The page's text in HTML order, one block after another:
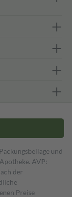
und
AVP:
der
Preise